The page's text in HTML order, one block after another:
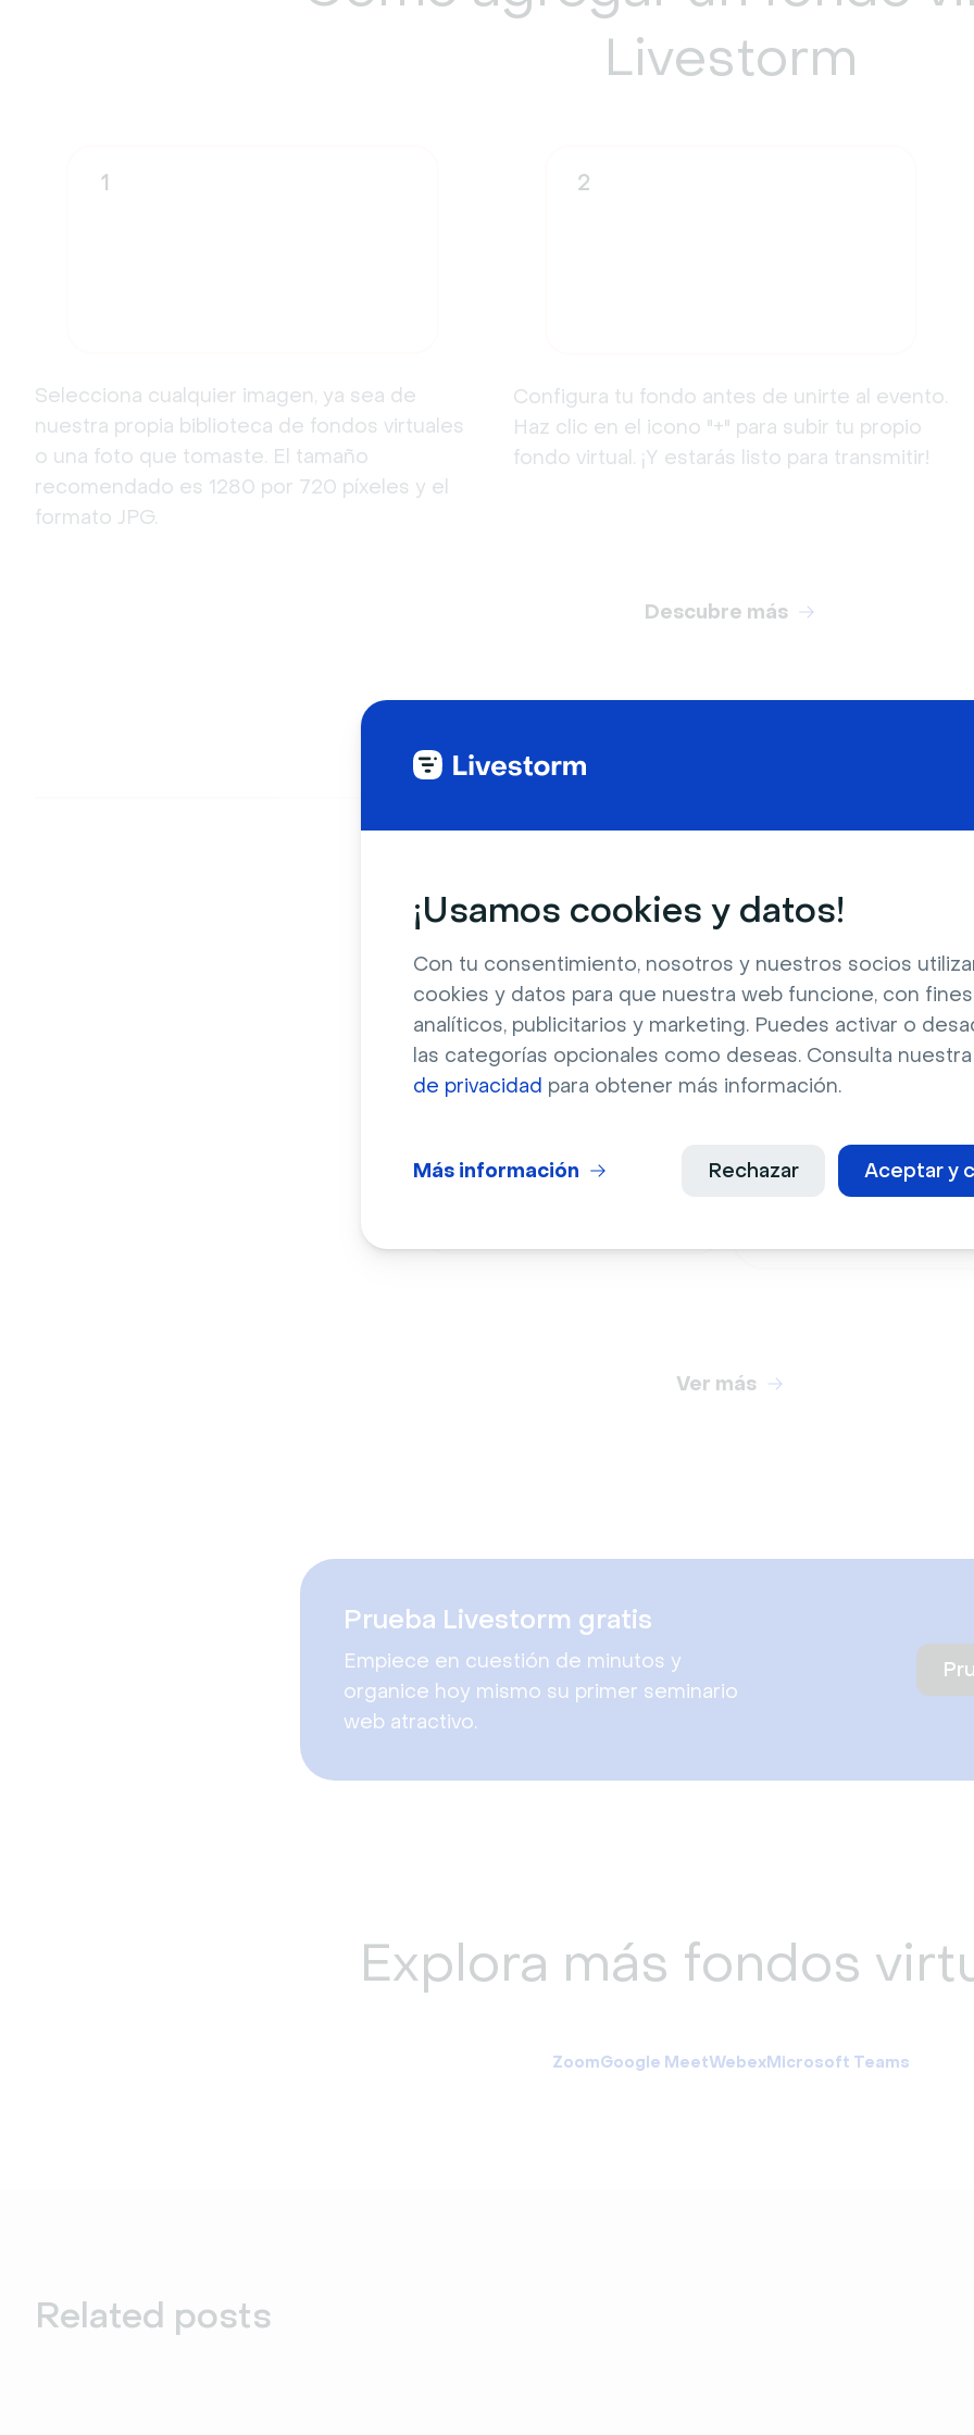
¡Usamos cookies y datos!
Con tu consentimiento, nosotros y nuestros socios
cookies y datos para que nuestra web funcione, con fines
analíticos, publicitarios y marketing. Puedes activar o
las categorías opcionales como deseas. Consulta nuestra
de privacidad para obtener más información.
Aceptar y
Rechazar
Más información
Livestorm
1
Selecciona cualquier imagen, ya sea de
nuestra propia biblioteca de fondos virtuales
o una foto que tomaste. El tamaño
recomendado es 1280 por 720 píxeles y el
formato JPG.
2
Configura tu fondo antes de unirte al evento.
Haz clic en el icono "+" para subir tu propio
fondo virtual. ¡Y estarás listo para transmitir!
Descubre más
Hermoso resplandor
skyline de la ciudad de
Ver más
Prueba Livestorm gratis
Empiece en cuestión de minutos y
organice hoy mismo su primer seminario
web atractivo.
Explora más fondos
ZoomGoogle MeetWebexMicrosoft Teams
Related posts